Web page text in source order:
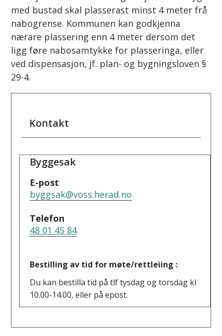
med bustad skal plasserast minst 4 meter frå
nabogrense. Kommunen kan godkjenna
nærare plassering enn 4 meter dersom det
ligg føre nabosamtykke for plasseringa, eller
ved dispensasjon, jf. plan- og bygningsloven §
29-4.
Kontakt
Byggesak
E-post
byggsak@voss.herad.no
Telefon
48 01 45 84
Bestilling av tid for møte/rettleiing :
Du kan bestilla tid på tlf tysdag og torsdag kl
10.00-14.00, eller på epost.